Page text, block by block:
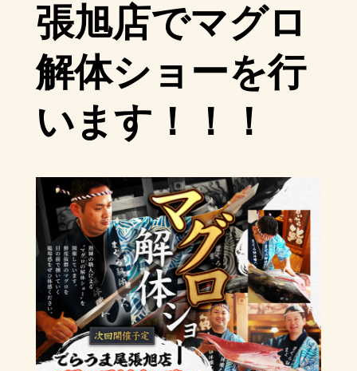
張旭店でマグロ
解体ショーを行
います！！！